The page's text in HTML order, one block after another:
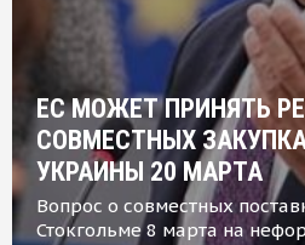
ЕС МОЖЕТ ПРИНЯТЬ
СОВМЕСТНЫХ
УКРАИНЫ 20 МАРТА
Вопрос о совместных
Стокгольме 8 марта на